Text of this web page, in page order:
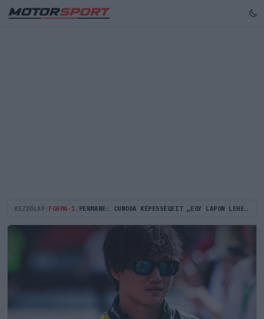
KEZDŐLAP FORMA-1 PERMANE: CUNODA KÉPESSÉGEIT „EGY LAPON LEHET EMLÍTENI” A LEGJOBBAKÉVAL